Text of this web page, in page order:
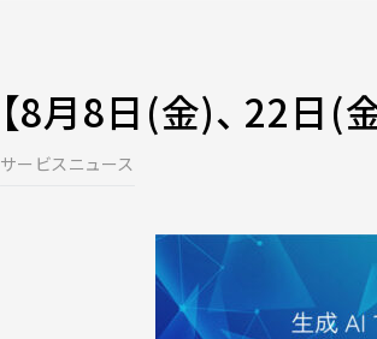
【8月8日(金)、 22日(
サービスニュース